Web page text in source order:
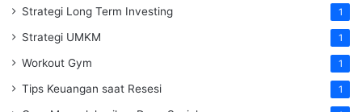
Strategi Long Term Investing 1
Strategi UMKM 1
Workout Gym 1
Tips Keuangan saat Resesi 1